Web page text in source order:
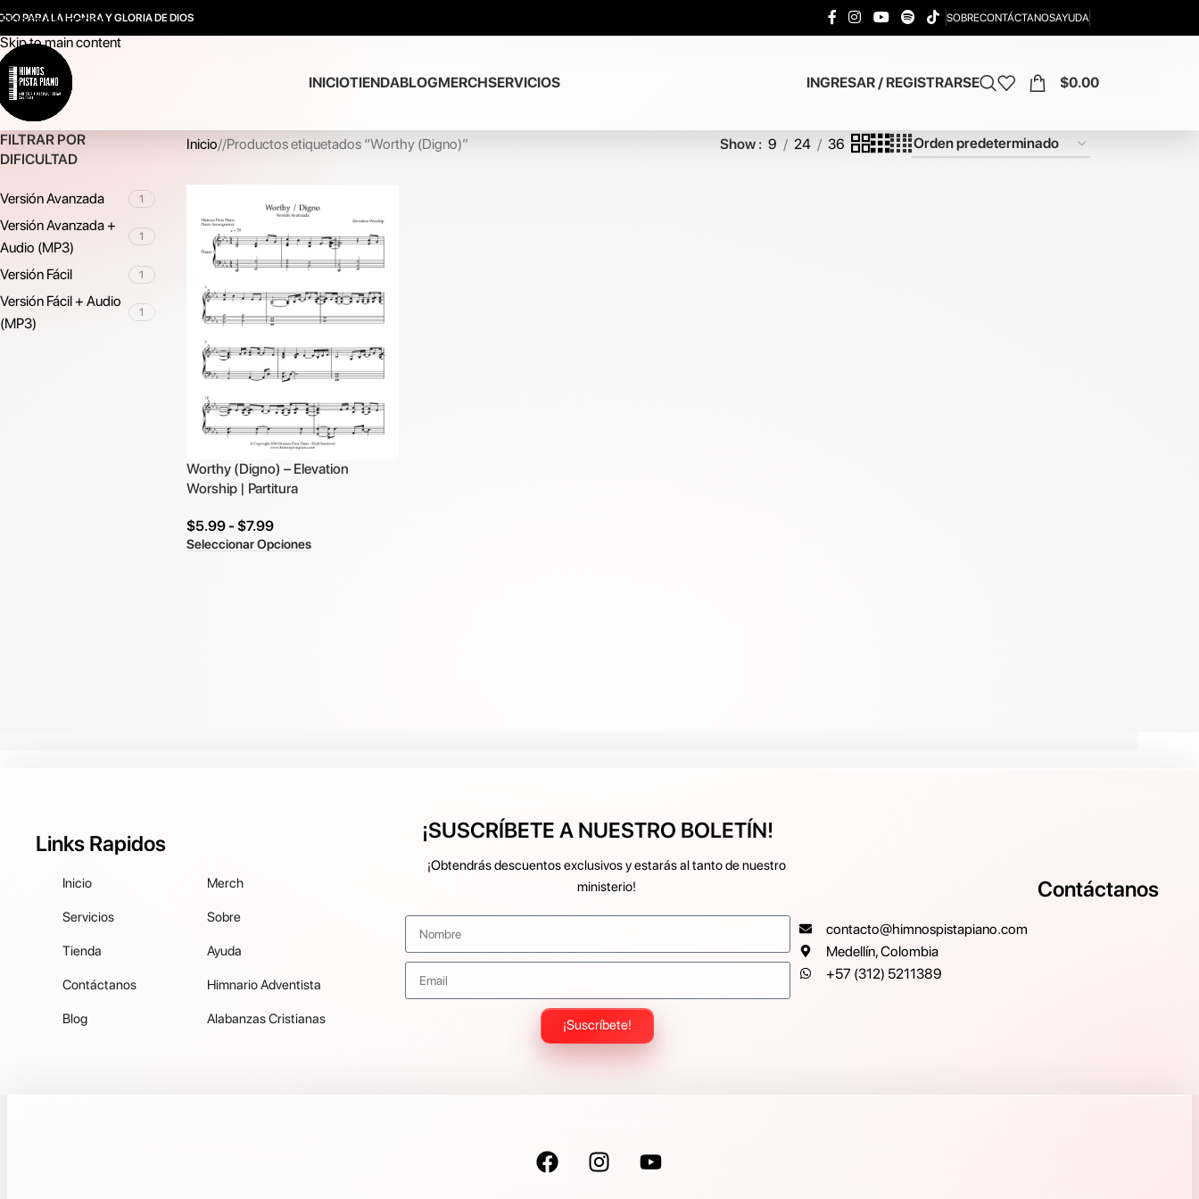
Skip to navigation
Skip to main content
PARA LA HONRA Y GLORIA DE DIOS SOBRECONTÁCTANOSAYUDA
INICIOTIENDABLOGMERCHSERVICIOS INGRESAR / REGISTRARSE $0.00
FILTRAR POR
DIFICULTAD
Versión Avanzada 1
Versión Avanzada +
Audio (MP3)
1
Versión Fácil 1
Versión Fácil + Audio
(MP3)
1
Inicio/ Productos etiquetados “Worthy (Digno)” Show 9 24 36
Worthy (Digno) – Elevation
Worship | Partitura
$5.99 - $7.99
Seleccionar Opciones
Links Rapidos
Inicio
Servicios
Tienda
Contáctanos
Blog
Merch
Sobre
Ayuda
Himnario Adventista
Alabanzas Cristianas
¡SUSCRÍBETE A NUESTRO BOLETÍN!
¡Obtendrás descuentos exclusivos y estarás al tanto de nuestro
ministerio!
¡Suscríbete!
Contáctanos
contacto@himnospistapiano.com
Medellín, Colombia
+57 (312) 5211389